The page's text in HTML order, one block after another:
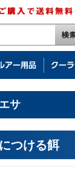
サ
つける餌